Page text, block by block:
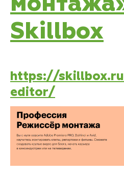
Skillbox
https://
editor/